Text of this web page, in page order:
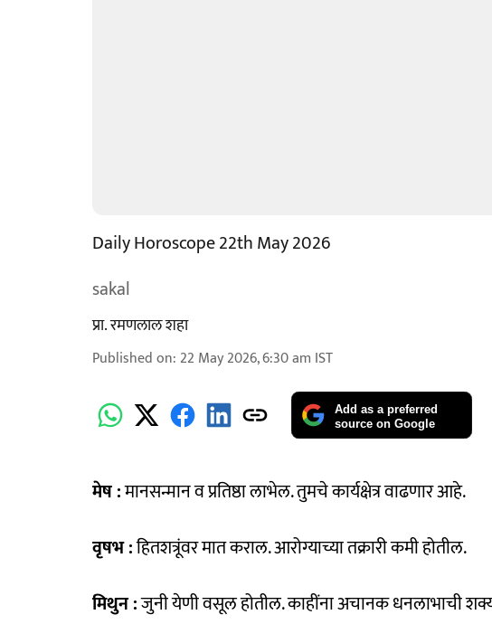
Daily Horoscope 22th May 2026
sakal
प्रा. रमणलाल शहा
Published on: 22 May 2026, 6:30 am IST
Add as a preferred
source on Google
मेष :मानसन्मान व प्रतिष्ठा लाभेल. तुमचे कार्यक्षेत्र वाढणार आहे.
वृषभ :हितशत्रूंवर मात कराल. आरोग्याच्या तक्रारी कमी होतील.
मिथुन :जुनी येणी वसूल होतील. काहींना अचानक धनलाभाची